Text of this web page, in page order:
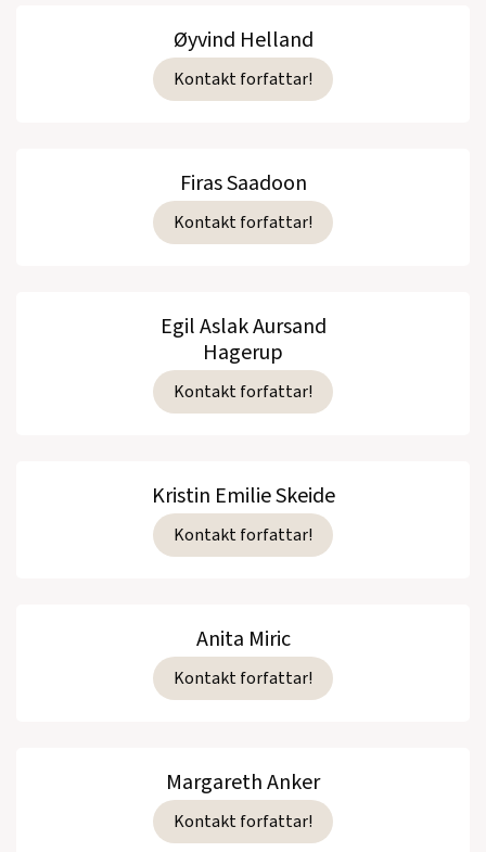
Øyvind Helland
Kontakt forfattar!
Firas Saadoon
Kontakt forfattar!
Egil Aslak Aursand
Hagerup
Kontakt forfattar!
Kristin Emilie Skeide
Kontakt forfattar!
Anita Miric
Kontakt forfattar!
Margareth Anker
Kontakt forfattar!